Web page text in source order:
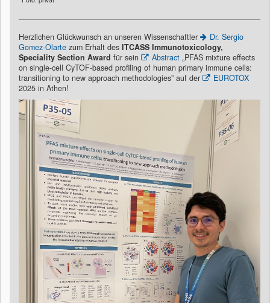
Herzlichen Glückwunsch an unseren Wissenschaftler
Dr. Sergio
Gomez-Olarte zum Erhalt des ITCASS Immunotoxicology,
Speciality Section Award für sein Abstract „PFAS mixture effects
on single-cell CyTOF-based profiling of human primary immune cells:
transitioning to new approach methodologies” auf der
EUROTOX
2025 in Athen!